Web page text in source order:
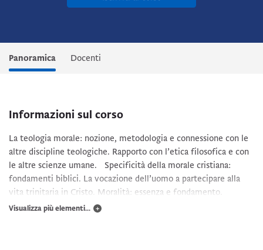
Panoramica Docenti
Informazioni sul corso
La teologia morale: nozione, metodologia e connessione con le
altre discipline teologiche. Rapporto con l’etica filosofica e con
le altre scienze umane. Specificità della morale cristiana:
fondamenti biblici. La vocazione dell’uomo a partecipare alla
vita trinitaria in Cristo. Moralità: essenza e fondamento.
Sapienza e provvidenza di Dio riguardo agli uomini: la legge
Visualizza più elementi...